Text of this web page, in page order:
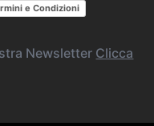
e Condizioni
Newsletter Clicca